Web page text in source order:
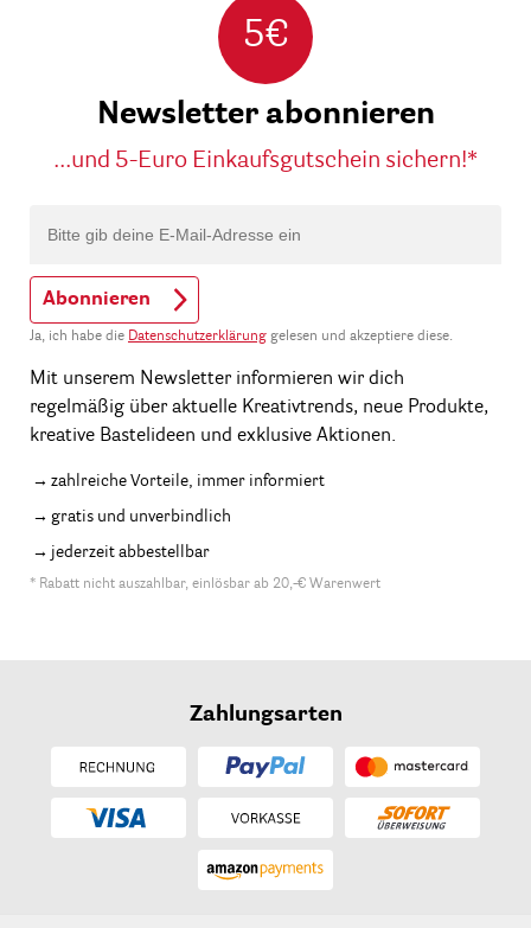
5€
Newsletter abonnieren
...und 5-Euro Einkaufsgutschein sichern!*
Abonnieren
Ja, ich habe die Datenschutzerklärung gelesen und akzeptiere diese.
Mit unserem Newsletter informieren wir dich
regelmäßig über aktuelle Kreativtrends, neue Produkte,
kreative Bastelideen und exklusive Aktionen.
zahlreiche Vorteile, immer informiert
gratis und unverbindlich
jederzeit abbestellbar
* Rabatt nicht auszahlbar, einlösbar ab 20,-€ Warenwert
Zahlungsarten